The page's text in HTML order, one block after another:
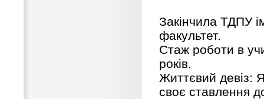
Закінчила ТДПУ
факультет.
Стаж роботи в
років.
Життєвий девіз:
своє ставлення